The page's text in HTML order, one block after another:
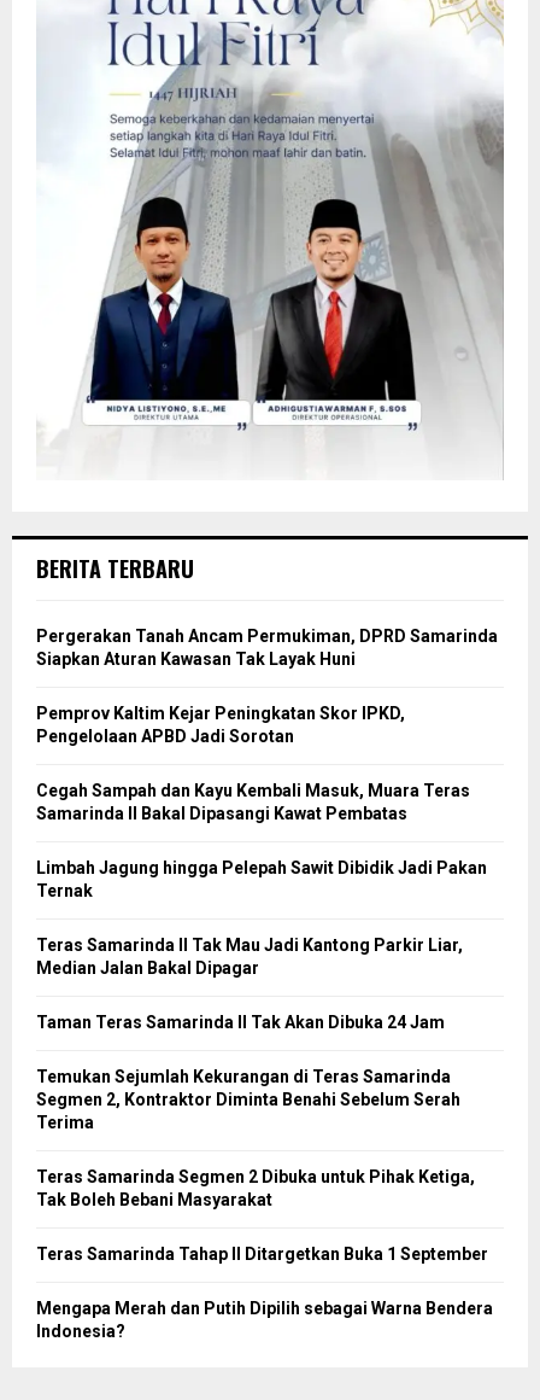
BERITA TERBARU
Pergerakan Tanah Ancam Permukiman, DPRD Samarinda
Siapkan Aturan Kawasan Tak Layak Huni
Pemprov Kaltim Kejar Peningkatan Skor IPKD,
Pengelolaan APBD Jadi Sorotan
Cegah Sampah dan Kayu Kembali Masuk, Muara Teras
Samarinda II Bakal Dipasangi Kawat Pembatas
Limbah Jagung hingga Pelepah Sawit Dibidik Jadi Pakan
Ternak
Teras Samarinda II Tak Mau Jadi Kantong Parkir Liar,
Median Jalan Bakal Dipagar
Taman Teras Samarinda II Tak Akan Dibuka 24 Jam
Temukan Sejumlah Kekurangan di Teras Samarinda
Segmen 2, Kontraktor Diminta Benahi Sebelum Serah
Terima
Teras Samarinda Segmen 2 Dibuka untuk Pihak Ketiga,
Tak Boleh Bebani Masyarakat
Teras Samarinda Tahap II Ditargetkan Buka 1 September
Mengapa Merah dan Putih Dipilih sebagai Warna Bendera
Indonesia?